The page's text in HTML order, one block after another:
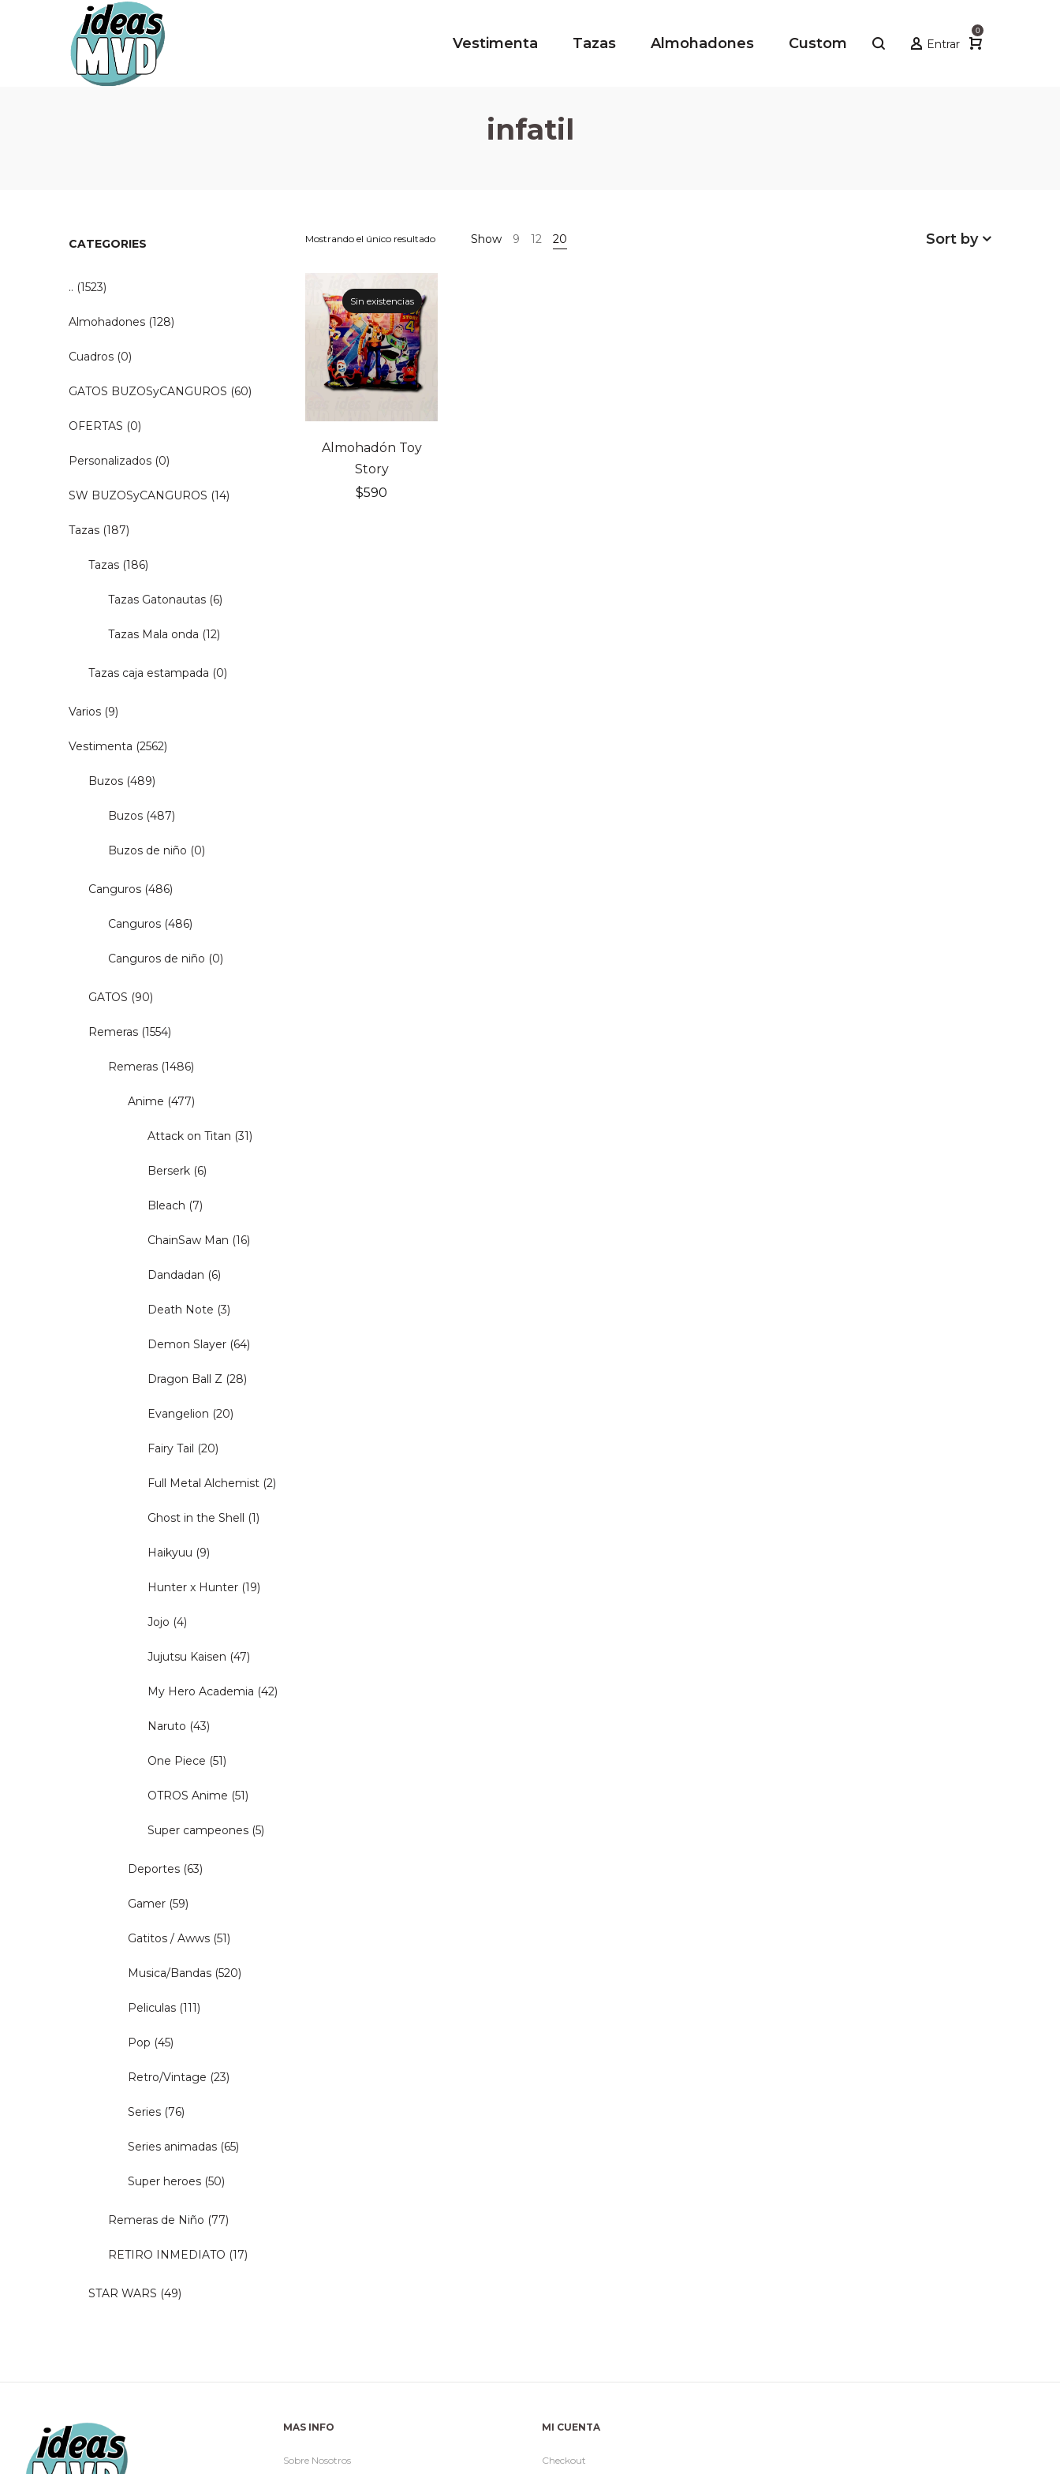
Ideas
Ideas Entrar
0
Vestimenta Tazas Almohadones Custom
infatil
Mostrando el único resultado Show 9 12 20 Sort by
Sin existencias
Almohadón Toy
Story
$590
CATEGORIES
.. (1523)
Almohadones (128)
Cuadros (0)
GATOS BUZOSyCANGUROS (60)
OFERTAS (0)
Personalizados (0)
SW BUZOSyCANGUROS (14)
Tazas (187)
Tazas (186)
Tazas Gatonautas (6)
Tazas Mala onda (12)
Tazas caja estampada (0)
Varios (9)
Vestimenta (2562)
Buzos (489)
Buzos (487)
Buzos de niño (0)
Canguros (486)
Canguros (486)
Canguros de niño (0)
GATOS (90)
Remeras (1554)
Remeras (1486)
Anime (477)
Attack on Titan (31)
Berserk (6)
Bleach (7)
ChainSaw Man (16)
Dandadan (6)
Death Note (3)
Demon Slayer (64)
Dragon Ball Z (28)
Evangelion (20)
Fairy Tail (20)
Full Metal Alchemist (2)
Ghost in the Shell (1)
Haikyuu (9)
Hunter x Hunter (19)
Jojo (4)
Jujutsu Kaisen (47)
My Hero Academia (42)
Naruto (43)
One Piece (51)
OTROS Anime (51)
Super campeones (5)
Deportes (63)
Gamer (59)
Gatitos / Awws (51)
Musica/Bandas (520)
Peliculas (111)
Pop (45)
Retro/Vintage (23)
Series (76)
Series animadas (65)
Super heroes (50)
Remeras de Niño (77)
RETIRO INMEDIATO (17)
STAR WARS (49)
MAS INFO
Sobre Nosotros
MI CUENTA
Checkout